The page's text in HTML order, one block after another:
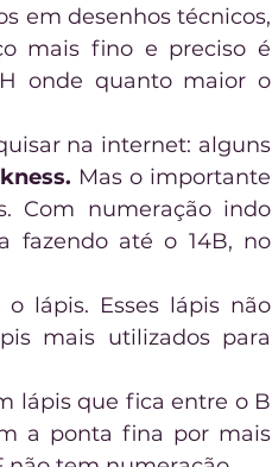
em desenhos técnicos,
mais fino e preciso é
onde quanto maior o
na internet: alguns
Mas o importante
Com numeração indo
fazendo até o 14B, no
lápis. Esses lápis não
mais utilizados para
lápis que fica entre o B
a ponta fina por mais